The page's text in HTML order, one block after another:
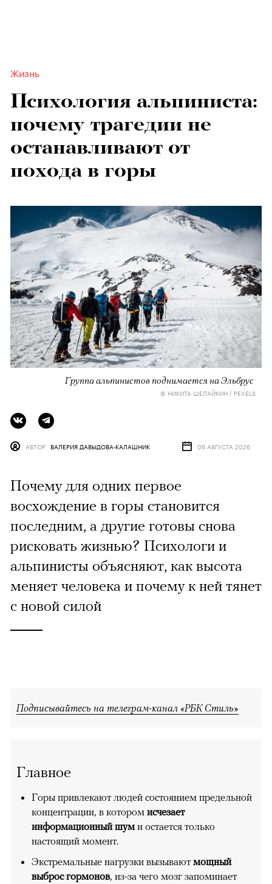
Жизнь
Психология альпиниста:
почему трагедии не
останавливают от
похода в горы
Группа альпинистов поднимается на Эльбрус
© НИКИТА ШЕЛАЙКИН / PEXELS
АВТОР ВАЛЕРИЯ ДАВЫДОВА-КАЛАШНИК 06 АВГУСТА 2026
Почему для одних первое
восхождение в горы становится
последним, а другие готовы снова
рисковать жизнью? Психологи и
альпинисты объясняют, как высота
меняет человека и почему к ней тянет
с новой силой
Подписывайтесь на телеграм-канал «РБК Стиль»
Главное
Горы привлекают людей состоянием предельной
концентрации, в котором исчезает
информационный шуми остается только
настоящий момент.
Экстремальные нагрузки вызывают мощный
выброс гормонов, из-за чего мозг запоминает